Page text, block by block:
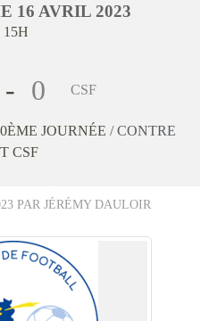
16 AVRIL 2023
15H
- 0 CSF
JOURNÉE / CONTRE
CSF
PAR JÉRÉMY DAULOIR